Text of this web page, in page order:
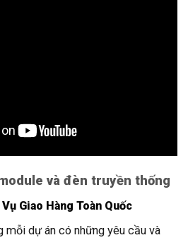
và đèn truyền thống
Giao Hàng Toàn Quốc
mỗi dự án có những yêu cầu và